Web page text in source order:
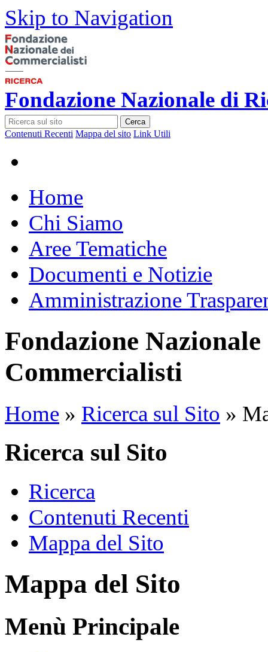
Skip to Navigation
Fondazione Nazionale di
Cerca
Contenuti Recenti Mappa del sito Link Utili
Home
Chi Siamo
Aree Tematiche
Documenti e Notizie
Amministrazione
Fondazione
Commercialisti
Home » Ricerca sul Sito »
Ricerca sul Sito
Ricerca
Contenuti Recenti
Mappa del Sito
Mappa del Sito
Menù Principale